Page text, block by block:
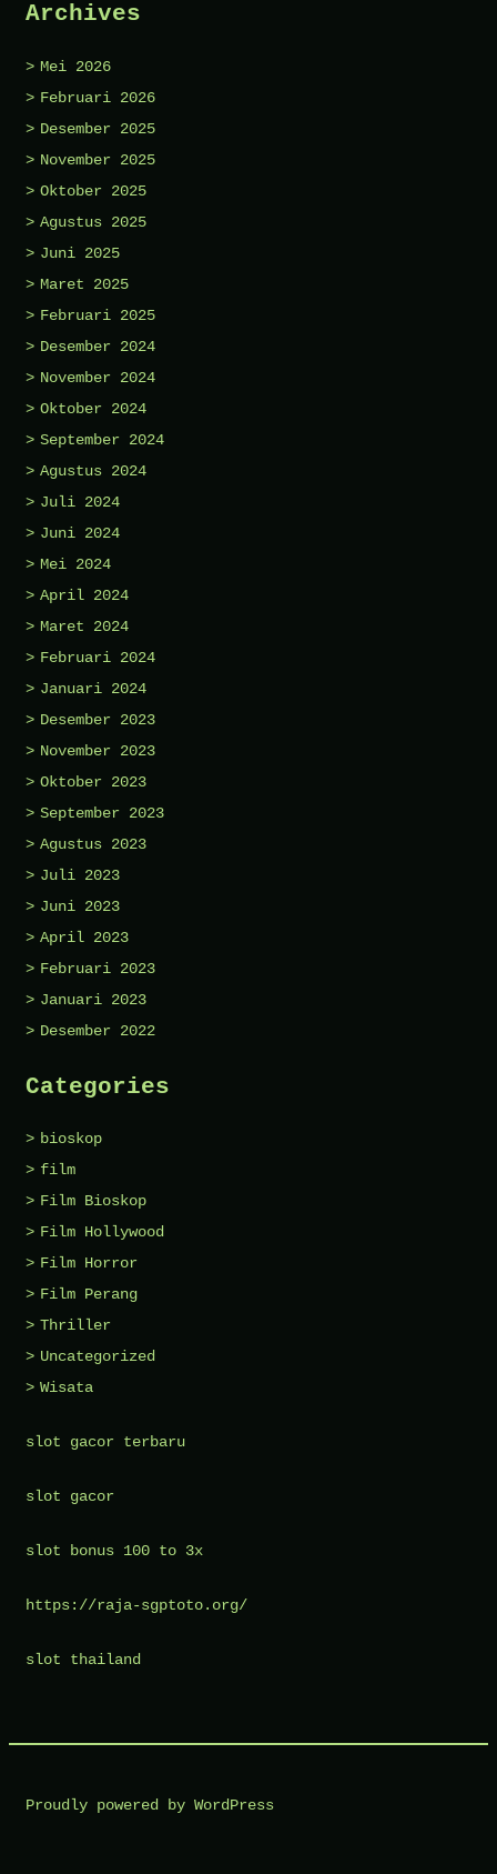
Archives
Mei 2026
Februari 2026
Desember 2025
November 2025
Oktober 2025
Agustus 2025
Juni 2025
Maret 2025
Februari 2025
Desember 2024
November 2024
Oktober 2024
September 2024
Agustus 2024
Juli 2024
Juni 2024
Mei 2024
April 2024
Maret 2024
Februari 2024
Januari 2024
Desember 2023
November 2023
Oktober 2023
September 2023
Agustus 2023
Juli 2023
Juni 2023
April 2023
Februari 2023
Januari 2023
Desember 2022
Categories
bioskop
film
Film Bioskop
Film Hollywood
Film Horror
Film Perang
Thriller
Uncategorized
Wisata
slot gacor terbaru
slot gacor
slot bonus 100 to 3x
https://raja-sgptoto.org/
slot thailand
Proudly powered by WordPress